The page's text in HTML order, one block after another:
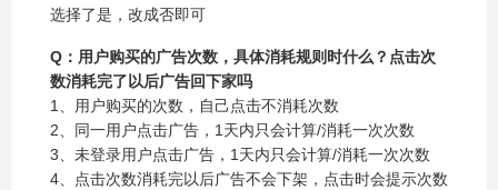
选择了是，改成否即可
Q：用户购买的广告次数，具体消耗规则时什么？点击次
数消耗完了以后广告回下家吗
1、用户购买的次数，自己点击不消耗次数
2、同一用户点击广告，1天内只会计算/消耗一次次数
3、未登录用户点击广告，1天内只会计算/消耗一次次数
4、点击次数消耗完以后广告不会下架，点击时会提示次数